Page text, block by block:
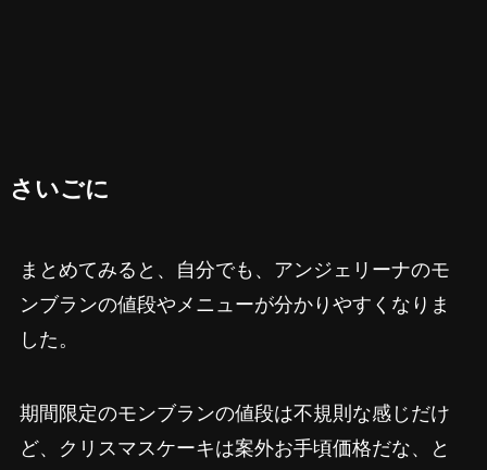
さいごに
まとめてみると、自分でも、アンジェリーナのモ
ンブランの値段やメニューが分かりやすくなりま
した。
期間限定のモンブランの値段は不規則な感じだけ
ど、クリスマスケーキは案外お手頃価格だな、と